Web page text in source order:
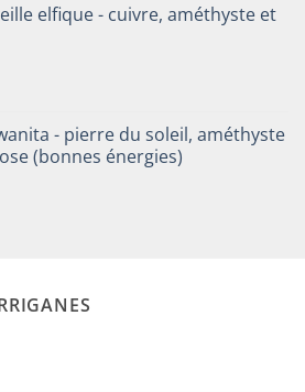
elfique - cuivre, améthyste et
- pierre du soleil, améthyste
(bonnes énergies)